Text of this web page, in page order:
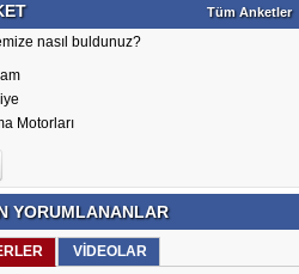
Tüm Anketler
nasıl buldunuz?
Motorları
YORUMLANANLAR
VİDEOLAR